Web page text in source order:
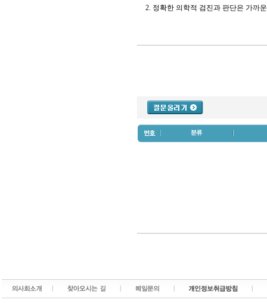
2. 정확한 의학적 검진과 판단은 가까